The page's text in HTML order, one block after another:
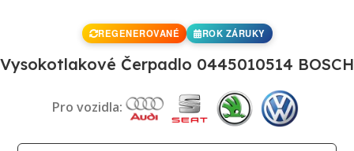
REGENEROVANÉ ROK ZÁRUKY
Vysokotlakové Čerpadlo 0445010514 BOSCH
Pro vozidla: